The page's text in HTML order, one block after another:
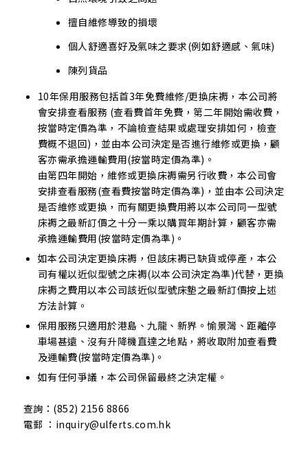
擅自維修導致的損壞
個人舒適喜好及氣味之要求(例如舒適感、氣味)
陳列貨品
10年保用服務包括首3年免費維修/更換床褥，本公司將
會安排查看服務 (查看費首年免費，第二年開始需收費，
按當時定價為準，不論檢查結果或處理安排如何，檢查
費概不退回)，並由本公司決定是否進行維修或更換，顧
客亦需承擔運輸費用(按當時定價為準)。
由第四年開始，維修或更換床褥需另行收費，本公司會
安排查看服務(查看費按當時定價為準)，並由本公司決定
是否維修或更換，而有關更換費用將以本公司同一型號
床褥之最新訂價之十分一乘以購買年期計算，顧客亦需
承擔運輸費用(按當時定價為準)。
如本公司決定更換床褥，但該床褥已缺貨或停產，本公
司有權以近似型號之床褥(以本公司決定為準)代替，更換
床褥之費用以本公司該近似型號床墊之最新訂價按上述
方法計算。
保用服務只適用於港島、九龍、新界。愉景灣、距離停
車場甚遠、沒有升降機直達之地點，將收取附加查看費
及運輸費(按當時定價為準)。
如有任何爭議，本公司保留最終之決定權。
查詢：(852) 2156 8866
電郵 ：inquiry@ulferts.com.hk